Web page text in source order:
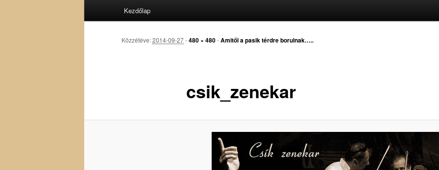
Kezdőlap
csik_zenekar
Közzétéve:2014-09-27-480 × 480-Amitől a pasik térdre borulnak…..